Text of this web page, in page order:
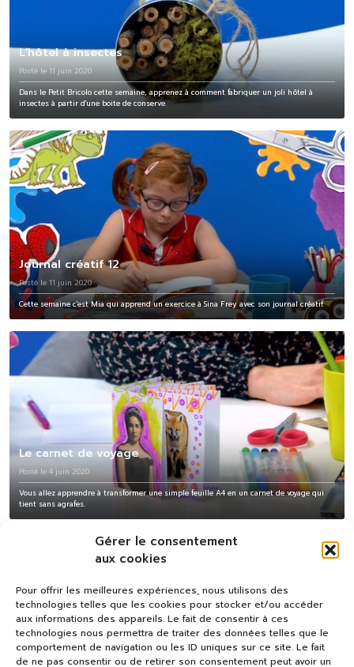
Gérer le consentement
aux cookies
Pour offrir les meilleures expériences, nous utilisons des
technologies telles que les cookies pour stocker et/ou accéder
aux informations des appareils. Le fait de consentir à ces
technologies nous permettra de traiter des données telles que le
comportement de navigation ou les ID uniques sur ce site. Le fait
de ne pas consentir ou de retirer son consentement peut avoir un
L'hôtel à insectes
Posté le 11 juin 2020
Dans le Petit Bricolo cette semaine, apprenez à comment fabriquer un joli hôtel à
insectes à partir d'une boite de conserve.
Journal créatif 12
Posté le 11 juin 2020
Cette semaine c'est Mia qui apprend un exercice à Sina Frey avec son journal créatif.
Le carnet de voyage
Posté le 4 juin 2020
Vous allez apprendre à transformer une simple feuille A4 en un carnet de voyage qui
tient sans agrafes.